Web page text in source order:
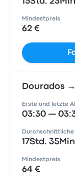
Mindestpreis
62 €
Dourados
Erste und letzte
03:30 —
Durchschnittliche
17Std.
Mindestpreis
64 €